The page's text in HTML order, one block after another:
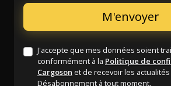
J'accepte que mes données soient
conformément à la Politique de
Cargoson et de recevoir les
Désabonnement à tout moment.